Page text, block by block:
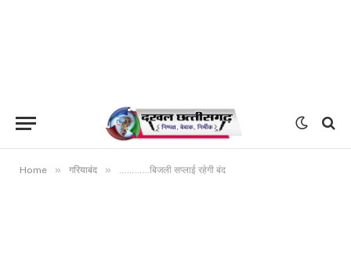
Home » गरियाबंद » …………बिजली सप्लाई रहेगी बंद